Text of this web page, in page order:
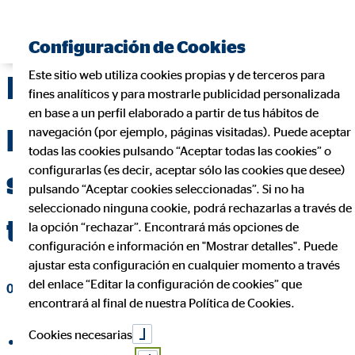
Rentabilidad plan de
pensiones: cómo
saber si tu ahorro
trabaja bien por ti
01 de julio de 2025| OVB Allfinanz España S.A.
compartir en Facebook
Configuración de Cookies
Este sitio web utiliza cookies propias y de terceros para
fines analíticos y para mostrarle publicidad personalizada
en base a un perfil elaborado a partir de tus hábitos de
navegación (por ejemplo, páginas visitadas). Puede aceptar
todas las cookies pulsando “Aceptar todas las cookies” o
configurarlas (es decir, aceptar sólo las cookies que desee)
pulsando “Aceptar cookies seleccionadas”. Si no ha
seleccionado ninguna cookie, podrá rechazarlas a través de
la opción “rechazar”. Encontrará más opciones de
configuración e información en "Mostrar detalles". Puede
ajustar esta configuración en cualquier momento a través
del enlace “Editar la configuración de cookies” que
encontrará al final de nuestra Política de Cookies.
Cookies necesarias